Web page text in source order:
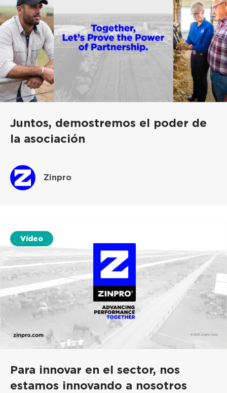
Juntos, demostremos el poder de
la asociación
Zinpro
Vídeo
Para innovar en el sector, nos
estamos innovando a nosotros